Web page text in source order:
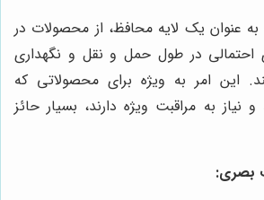
به عنوان یک لایه محافظ، از محصولات در
احتمالی در طول حمل و نقل و نگهداری
این امر به ویژه برای محصولاتی که
به مراقبت ویژه دارند، بسیار حائز
بصری: